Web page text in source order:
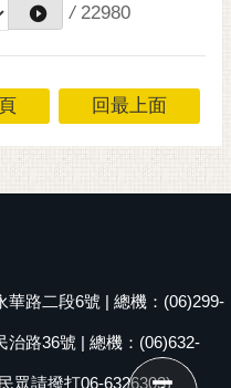
/ 22980
回最上面
華路二段6號 | 總機：(06)299-
治路36號 | 總機：(06)632-
眾請撥打06-6326303)